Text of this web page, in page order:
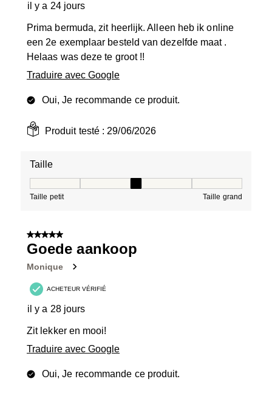
il y a 24 jours
Prima bermuda, zit heerlijk. Alleen heb ik online
een 2e exemplaar besteld van dezelfde maat .
Helaas was deze te groot !!
Traduire avec Google
Oui, Je recommande ce produit.
Produit testé :29/06/2026
Taille
Taille petit Taille grand
5 sur 5 étoiles.
Goede aankoop
Monique
ACHETEUR VÉRIFIÉ
il y a 28 jours
Zit lekker en mooi!
Traduire avec Google
Oui, Je recommande ce produit.